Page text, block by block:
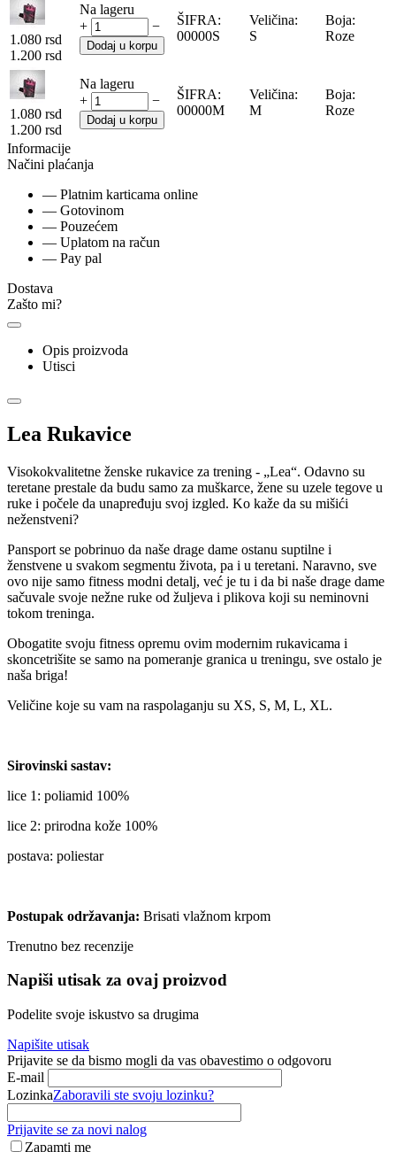
1.080 rsd
1.200 rsd
Na lageru
+
−
Dodaj u korpu
ŠIFRA:
00000S
Veličina:
S
Boja:
Roze
1.080 rsd
1.200 rsd
Na lageru
+
−
Dodaj u korpu
ŠIFRA:
00000M
Veličina:
M
Boja:
Roze
Informacije
Načini plaćanja
— Platnim karticama online
— Gotovinom
— Pouzećem
— Uplatom na račun
— Pay pal
Dostava
Zašto mi?
Opis proizvoda
Utisci
Lea Rukavice
Visokokvalitetne ženske rukavice za trening - „Lea“. Odavno su
teretane prestale da budu samo za muškarce, žene su uzele tegove u
ruke i počele da unapređuju svoj izgled. Ko kaže da su mišići
neženstveni?
Pansport se pobrinuo da naše drage dame ostanu suptilne i
ženstvene u svakom segmentu života, pa i u teretani. Naravno, sve
ovo nije samo fitness modni detalj, već je tu i da bi naše drage dame
sačuvale svoje nežne ruke od žuljeva i plikova koji su neminovni
tokom treninga.
Obogatite svoju fitness opremu ovim modernim rukavicama i
skoncetrišite se samo na pomeranje granica u treningu, sve ostalo je
naša briga!
Veličine koje su vam na raspolaganju su XS, S, M, L, XL.
Sirovinski sastav:
lice 1: poliamid 100%
lice 2: prirodna kože 100%
postava: poliestar
Postupak održavanja: Brisati vlažnom krpom
Trenutno bez recenzije
Napiši utisak za ovaj proizvod
Podelite svoje iskustvo sa drugima
Napišite utisak
Prijavite se da bismo mogli da vas obavestimo o odgovoru
E-mail
LozinkaZaboravili ste svoju lozinku?
Prijavite se za novi nalog
Zapamti me